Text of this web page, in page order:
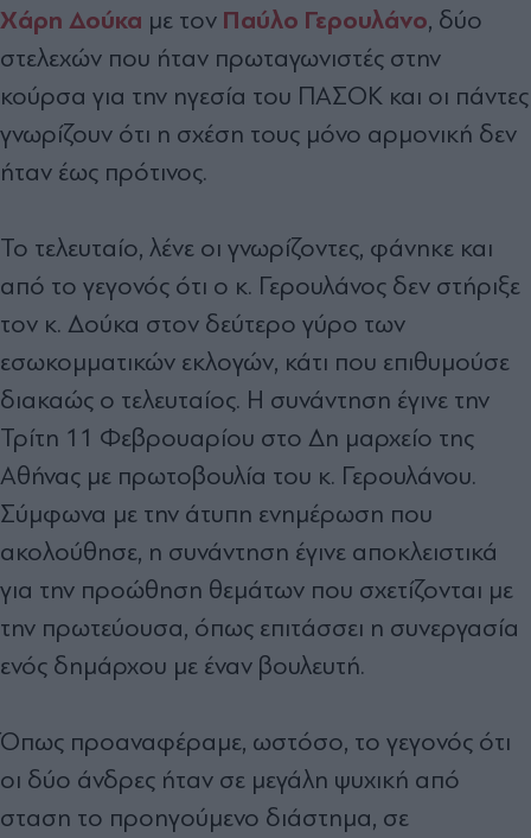
Χάρη ∆ούκα µε τον Παύλο Γερουλάνο, δύο
στελεχών που ήταν πρωταγωνιστές στην
κούρσα για την ηγεσία του ΠΑΣΟΚ και οι πάντες
γνωρίζουν ότι η σχέση τους µόνο αρµονική δεν
ήταν έως πρότινος.
Το τελευταίο, λένε οι γνωρίζοντες, φάνηκε και
από το γεγονός ότι ο κ. Γερουλάνος δεν στήριξε
τον κ. ∆ούκα στον δεύτερο γύρο των
εσωκοµµατικών εκλογών, κάτι που επιθυµούσε
διακαώς ο τελευταίος. Η συνάντηση έγινε την
Τρίτη 11 Φεβρουαρίου στο ∆η µαρχείο της
Αθήνας µε πρωτοβουλία του κ. Γερουλάνου.
Σύµφωνα µε την άτυπη ενηµέρωση που
ακολούθησε, η συνάντηση έγινε αποκλειστικά
για την προώθηση θεµάτων που σχετίζονται µε
την πρωτεύουσα, όπως επιτάσσει η συνεργασία
ενός δηµάρχου µε έναν βουλευτή.
Όπως προαναφέραµε, ωστόσο, το γεγονός ότι
οι δύο άνδρες ήταν σε µεγάλη ψυχική από
σταση το προηγούµενο διάστηµα, σε